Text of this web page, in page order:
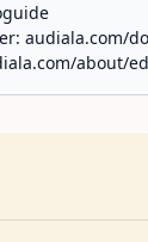
audiala.com/
about/